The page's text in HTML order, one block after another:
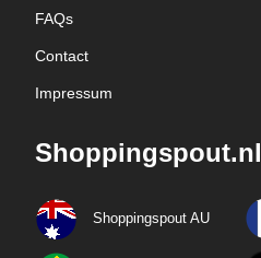
FAQs
Contact
Impressum
Shoppingspout.nl
Shoppingspout AU